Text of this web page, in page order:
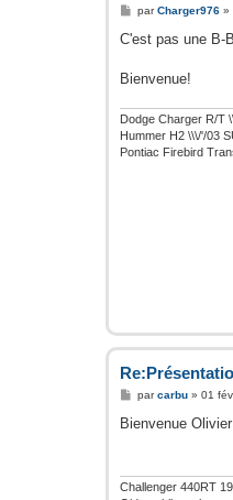
M
s
g
parCharger976»
C'est pas une B-
Bienvenue!
Dodge Charger R/T
Hummer H2 \\\/'/03
Pontiac Firebird
M
s
parcarbu» 01
Bienvenue
Challenger 440RT